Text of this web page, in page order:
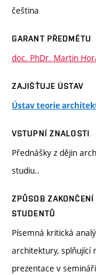
čeština
GARANT PŘEDMĚTU
doc. PhDr. Martin
ZAJIŠŤUJE ÚSTAV
Ústav teorie
VSTUPNÍ ZNALOSTI
Přednášky z dějin
studiu..
ZPŮSOB
STUDENTŮ
Písemná kritická
architektury, splňující
prezentace v